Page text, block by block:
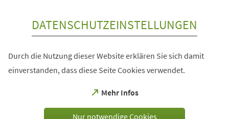
DATENSCHUTZEINSTELLUNGEN
Durch die Nutzung dieser Website erklären Sie sich damit
einverstanden, dass diese Seite Cookies verwendet.
Mehr Infos
(Öffnet
einem
Nur notwendige Cookies